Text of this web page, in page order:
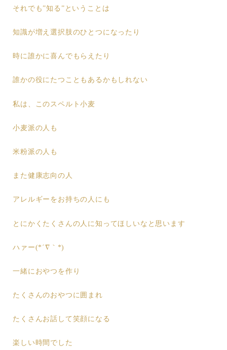
それでも”知る”ということは
知識が増え選択肢のひとつになったり
時に誰かに喜んでもらえたり
誰かの役にたつこともあるかもしれない
私は、このスペルト小麦
小麦派の人も
米粉派の人も
また健康志向の人
アレルギーをお持ちの人にも
とにかくたくさんの人に知ってほしいなと思います
ハァー(*´∇｀*)
一緒におやつを作り
たくさんのおやつに囲まれ
たくさんお話して笑顔になる
楽しい時間でした